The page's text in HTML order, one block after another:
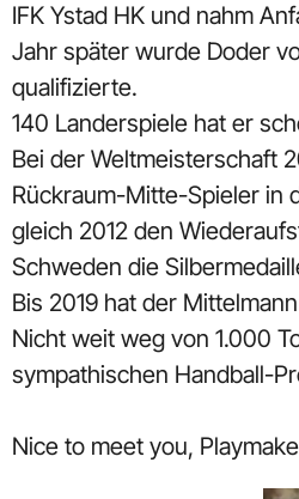
IFK Ystad HK und nahm
Jahr später wurde Doder
qualifizierte.
140 Landerspiele hat er
Bei der Weltmeisterschaft
Rückraum-Mitte-Spieler in
gleich 2012 den
Schweden die
Bis 2019 hat der
Nicht weit weg von 1.000
sympathischen Handball-
Nice to meet you,